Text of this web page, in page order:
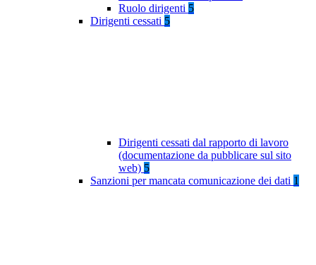
Ruolo dirigenti 5
Dirigenti cessati 5
Dirigenti cessati dal rapporto di lavoro
(documentazione da pubblicare sul sito
web) 5
Sanzioni per mancata comunicazione dei dati 1